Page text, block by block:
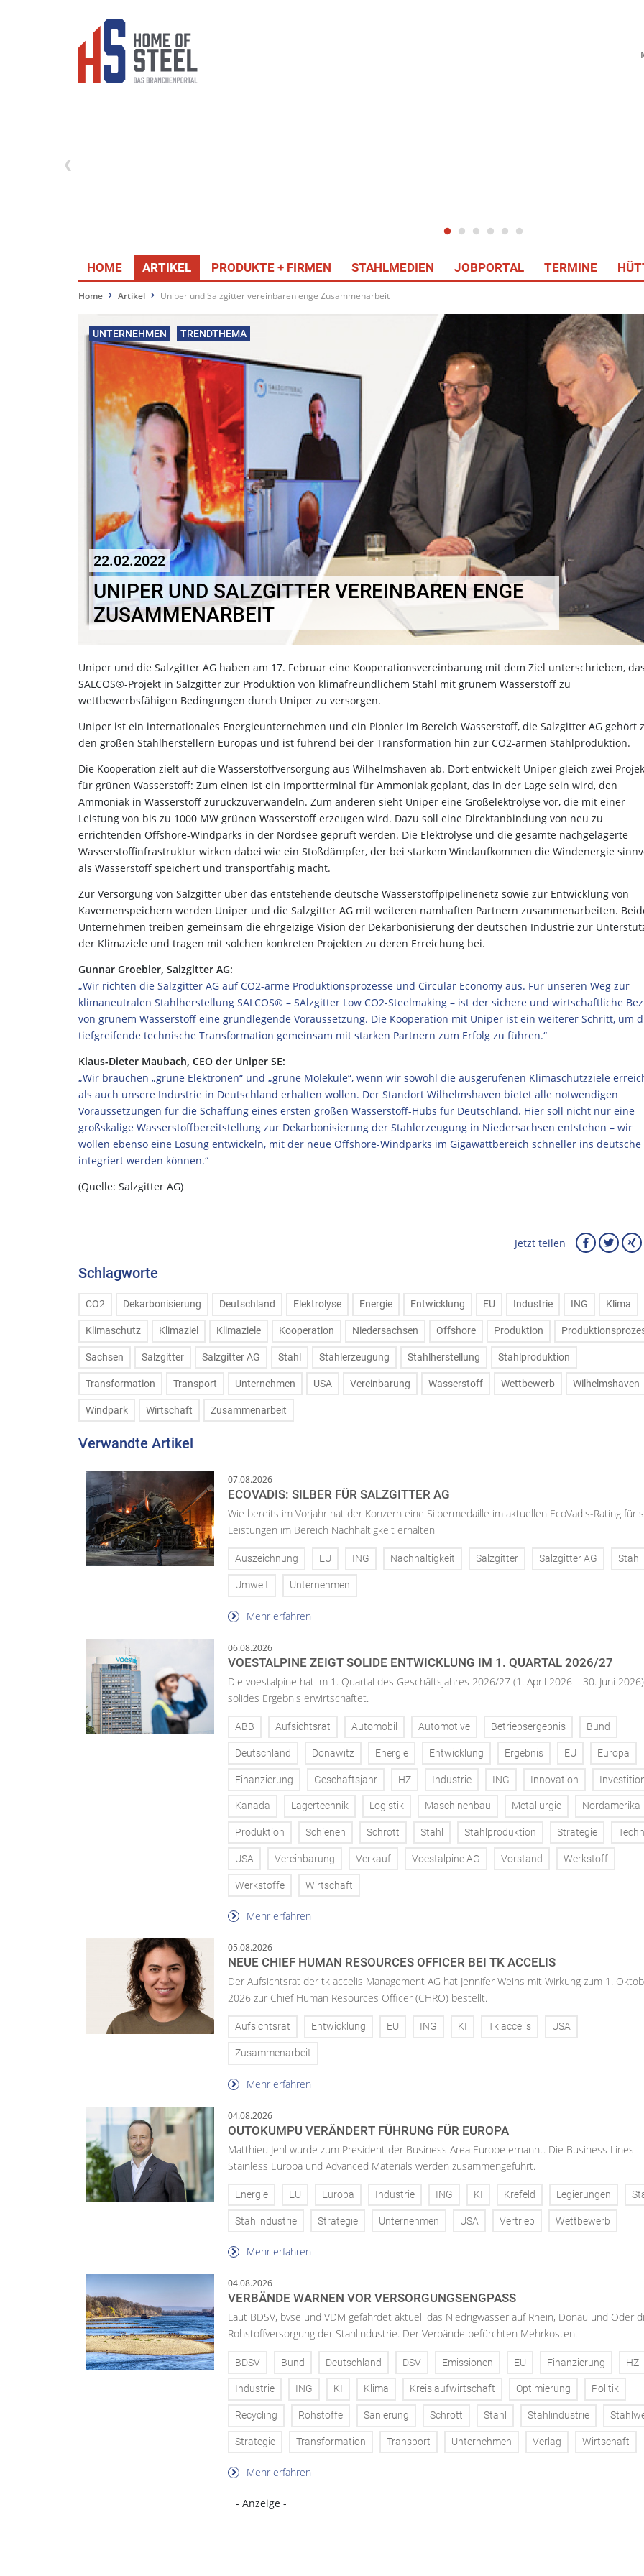
HOME ARTIKEL PRODUKTE + FIRMEN STAHLMEDIEN JOBPORTAL TERMINE
Home Artikel Uniper und Salzgitter vereinbaren enge Zusammenarbeit
UNTERNEHMEN TRENDTHEMA
22.02.2022
UNIPER UND SALZGITTER VEREINBAREN ENGE
ZUSAMMENARBEIT
Uniper und die Salzgitter AG haben am 17. Februar eine Kooperationsvereinbarung mit dem Ziel unterschrieben, das
SALCOS®-Projekt in Salzgitter zur Produktion von klimafreundlichem Stahl mit grünem Wasserstoff zu
wettbewerbsfähigen Bedingungen durch Uniper zu versorgen.
Uniper ist ein internationales Energieunternehmen und ein Pionier im Bereich Wasserstoff, die Salzgitter AG gehört
den großen Stahlherstellern Europas und ist führend bei der Transformation hin zur CO2-armen Stahlproduktion.
Die Kooperation zielt auf die Wasserstoffversorgung aus Wilhelmshaven ab. Dort entwickelt Uniper gleich zwei
für grünen Wasserstoff: Zum einen ist ein Importterminal für Ammoniak geplant, das in der Lage sein wird, den
Ammoniak in Wasserstoff zurückzuverwandeln. Zum anderen sieht Uniper eine Großelektrolyse vor, die mit einer
Leistung von bis zu 1000 MW grünen Wasserstoff erzeugen wird. Dazu soll eine Direktanbindung von neu zu
errichtenden Offshore-Windparks in der Nordsee geprüft werden. Die Elektrolyse und die gesamte nachgelagerte
Wasserstoffinfrastruktur wirken dabei wie ein Stoßdämpfer, der bei starkem Windaufkommen die Windenergie
als Wasserstoff speichert und transportfähig macht.
Zur Versorgung von Salzgitter über das entstehende deutsche Wasserstoffpipelinenetz sowie zur Entwicklung von
Kavernenspeichern werden Uniper und die Salzgitter AG mit weiteren namhaften Partnern zusammenarbeiten.
Unternehmen treiben gemeinsam die ehrgeizige Vision der Dekarbonisierung der deutschen Industrie zur
der Klimaziele und tragen mit solchen konkreten Projekten zu deren Erreichung bei.
Gunnar Groebler, Salzgitter AG:
„Wir richten die Salzgitter AG auf CO2-arme Produktionsprozesse und Circular Economy aus. Für unseren Weg zur
klimaneutralen Stahlherstellung SALCOS® – SAlzgitter Low CO2-Steelmaking – ist der sichere und wirtschaftliche
von grünem Wasserstoff eine grundlegende Voraussetzung. Die Kooperation mit Uniper ist ein weiterer Schritt, um
tiefgreifende technische Transformation gemeinsam mit starken Partnern zum Erfolg zu führen.“
Klaus-Dieter Maubach, CEO der Uniper SE:
„Wir brauchen „grüne Elektronen“ und „grüne Moleküle“, wenn wir sowohl die ausgerufenen Klimaschutzziele
als auch unsere Industrie in Deutschland erhalten wollen. Der Standort Wilhelmshaven bietet alle notwendigen
Voraussetzungen für die Schaffung eines ersten großen Wasserstoff-Hubs für Deutschland. Hier soll nicht nur eine
großskalige Wasserstoffbereitstellung zur Dekarbonisierung der Stahlerzeugung in Niedersachsen entstehen – wir
wollen ebenso eine Lösung entwickeln, mit der neue Offshore-Windparks im Gigawattbereich schneller ins deutsche
integriert werden können.“
(Quelle: Salzgitter AG)
Jetzt teilen
Schlagworte
CO2 Dekarbonisierung Deutschland Elektrolyse Energie Entwicklung EU Industrie ING Klima
Klimaschutz Klimaziel Klimaziele Kooperation Niedersachsen Offshore Produktion
Sachsen Salzgitter Salzgitter AG Stahl Stahlerzeugung Stahlherstellung Stahlproduktion
Transformation Transport Unternehmen USA Vereinbarung Wasserstoff Wettbewerb Wilhelmshaven
Windpark Wirtschaft Zusammenarbeit
Verwandte Artikel
07.08.2026
ECOVADIS: SILBER FÜR SALZGITTER AG
Wie bereits im Vorjahr hat der Konzern eine Silbermedaille im aktuellen EcoVadis-Rating für
Leistungen im Bereich Nachhaltigkeit erhalten
Auszeichnung EU ING Nachhaltigkeit Salzgitter Salzgitter AG Stahl
Umwelt Unternehmen
Mehr erfahren
06.08.2026
VOESTALPINE ZEIGT SOLIDE ENTWICKLUNG IM 1. QUARTAL 2026/27
Die voestalpine hat im 1. Quartal des Geschäftsjahres 2026/27 (1. April 2026 – 30. Juni
solides Ergebnis erwirtschaftet.
ABB Aufsichtsrat Automobil Automotive Betriebsergebnis Bund
Deutschland Donawitz Energie Entwicklung Ergebnis EU Europa
Finanzierung Geschäftsjahr HZ Industrie ING Innovation
Kanada Lagertechnik Logistik Maschinenbau Metallurgie Nordamerika
Produktion Schienen Schrott Stahl Stahlproduktion Strategie
USA Vereinbarung Verkauf Voestalpine AG Vorstand Werkstoff
Werkstoffe Wirtschaft
Mehr erfahren
05.08.2026
NEUE CHIEF HUMAN RESOURCES OFFICER BEI TK ACCELIS
Der Aufsichtsrat der tk accelis Management AG hat Jennifer Weihs mit Wirkung zum 1.
2026 zur Chief Human Resources Officer (CHRO) bestellt.
Aufsichtsrat Entwicklung EU ING KI Tk accelis USA
Zusammenarbeit
Mehr erfahren
04.08.2026
OUTOKUMPU VERÄNDERT FÜHRUNG FÜR EUROPA
Matthieu Jehl wurde zum President der Business Area Europe ernannt. Die Business Lines
Stainless Europa und Advanced Materials werden zusammengeführt.
Energie EU Europa Industrie ING KI Krefeld Legierungen
Stahlindustrie Strategie Unternehmen USA Vertrieb Wettbewerb
Mehr erfahren
04.08.2026
VERBÄNDE WARNEN VOR VERSORGUNGSENGPASS
Laut BDSV, bvse und VDM gefährdet aktuell das Niedrigwasser auf Rhein, Donau und Oder
Rohstoffversorgung der Stahlindustrie. Der Verbände befürchten Mehrkosten.
BDSV Bund Deutschland DSV Emissionen EU Finanzierung HZ
Industrie ING KI Klima Kreislaufwirtschaft Optimierung Politik
Recycling Rohstoffe Sanierung Schrott Stahl Stahlindustrie
Strategie Transformation Transport Unternehmen Verlag Wirtschaft
Mehr erfahren
- Anzeige -